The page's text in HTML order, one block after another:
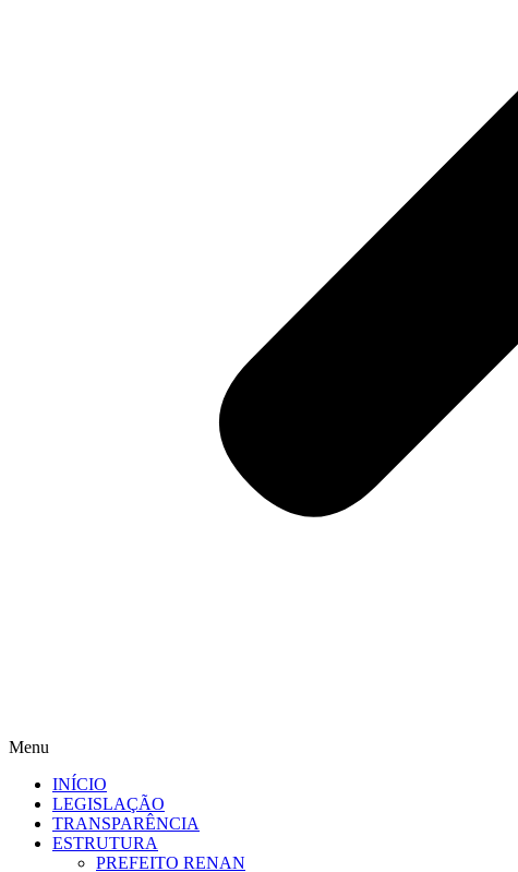
Menu
INÍCIO
LEGISLAÇÃO
TRANSPARÊNCIA
ESTRUTURA
PREFEITO RENAN